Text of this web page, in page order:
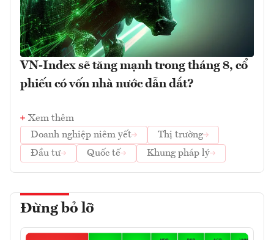
VN-Index sẽ tăng mạnh trong tháng 8, cổ
phiếu có vốn nhà nước dẫn dắt?
Xem thêm
Doanh nghiệp niêm yết
Thị trường
Đầu tư
Quốc tế Khung pháp lý
Đừng bỏ lỡ